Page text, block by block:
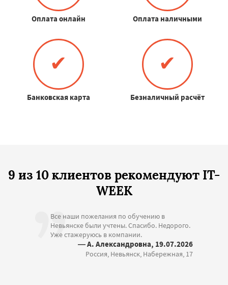
Оплата онлайн Оплата наличными
✔
Банковская карта
✔
Безналичный расчёт
9 из 10 клиентов рекомендуют IT-
WEEK
Все наши пожелания по обучению в
Невьянске были учтены. Спасибо. Недорого.
Уже стажеруюсь в компании.
— А. Александровна, 19.07.2026
Россия, Невьянск, Набережная, 17